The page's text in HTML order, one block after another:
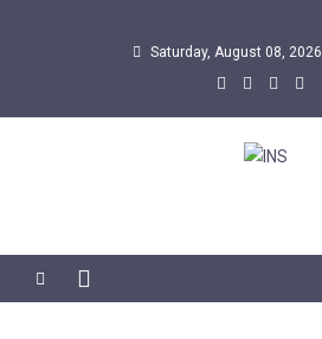
Saturday, August 08, 2026